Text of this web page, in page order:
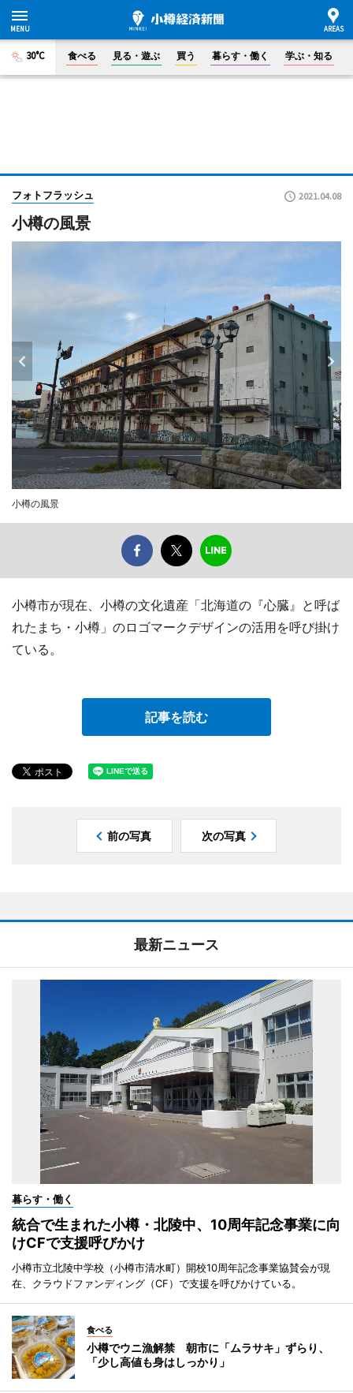
30°C 食べる 見る・遊ぶ 買う 暮らす・働く 学ぶ・知る
フォトフラッシュ 2021.04.08
小樽の風景
小樽の風景
小樽市が現在、小樽の文化遺産「北海道の『心臓』と呼ば
れたまち・小樽」のロゴマークデザインの活用を呼び掛け
ている。
記事を読む
前の写真 次の写真
最新ニュース
暮らす・働く
統合で生まれた小樽・北陵中、10周年記念事業に向
けCFで支援呼びかけ
小樽市立北陵中学校（小樽市清水町）開校10周年記念事業協賛会が現
在、クラウドファンディング（CF）で支援を呼びかけている。
食べる
小樽でウニ漁解禁 朝市に「ムラサキ」ずらり、
「少し高値も身はしっかり」